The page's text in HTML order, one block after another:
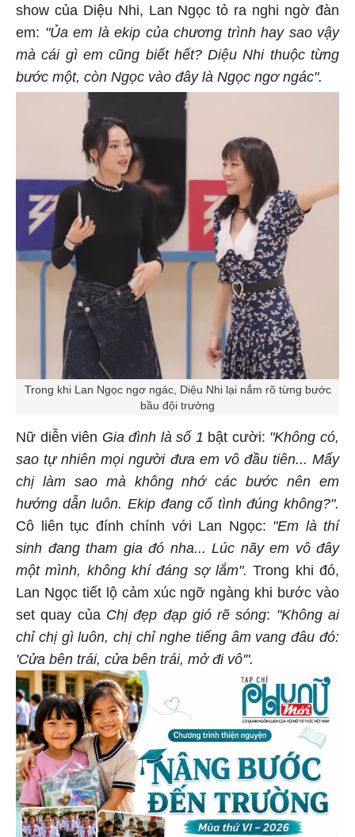
show của Diệu Nhi, Lan Ngọc tỏ ra nghi ngờ đàn
em: "Ủa em là ekip của chương trình hay sao vậy
mà cái gì em cũng biết hết? Diệu Nhi thuộc từng
bước một, còn Ngọc vào đây là Ngọc ngơ ngác".
Trong khi Lan Ngọc ngơ ngác, Diệu Nhi lại nắm rõ từng bước
bầu đội trưởng
Nữ diễn viên Gia đình là số 1 bật cười: "Không có,
sao tự nhiên mọi người đưa em vô đầu tiên... Mấy
chị làm sao mà không nhớ các bước nên em
hướng dẫn luôn. Ekip đang cố tình đúng không?".
Cô liên tục đính chính với Lan Ngọc: "Em là thí
sinh đang tham gia đó nha... Lúc nãy em vô đây
một mình, không khí đáng sợ lắm". Trong khi đó,
Lan Ngọc tiết lộ cảm xúc ngỡ ngàng khi bước vào
set quay của Chị đẹp đạp gió rẽ sóng: "Không ai
chỉ chị gì luôn, chị chỉ nghe tiếng âm vang đâu đó:
'Cửa bên trái, cửa bên trái, mở đi vô'".